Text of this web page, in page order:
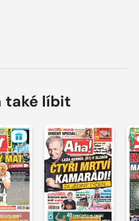
také líbit